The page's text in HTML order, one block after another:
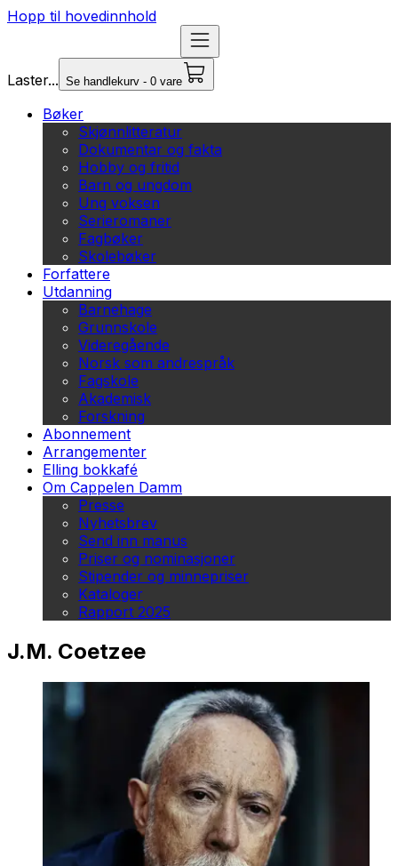
Hopp til hovedinnhold
Laster... Se handlekurv - 0 vare
Bøker
Skjønnlitteratur
Dokumentar og fakta
Hobby og fritid
Barn og ungdom
Ung voksen
Serieromaner
Fagbøker
Skolebøker
Forfattere
Utdanning
Barnehage
Grunnskole
Videregående
Norsk som andrespråk
Fagskole
Akademisk
Forskning
Abonnement
Arrangementer
Elling bokkafé
Om Cappelen Damm
Presse
Nyhetsbrev
Send inn manus
Priser og nominasjoner
Stipender og minnepriser
Kataloger
Rapport 2025
J.M. Coetzee